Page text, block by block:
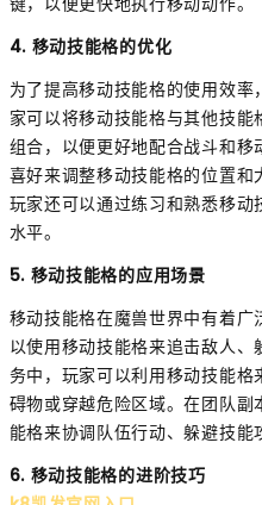
4. 移动技能格的优化
为了提高移动技能格的使用效
家可以将移动技能格与其他技
组合，以便更好地配合战斗和
喜好来调整移动技能格的位置和
玩家还可以通过练习和熟悉移
水平。
5. 移动技能格的应用场景
移动技能格在魔兽世界中有着
以使用移动技能格来追击敌人
务中，玩家可以利用移动技能
碍物或穿越危险区域。在团队
能格来协调队伍行动、躲避技能
6. 移动技能格的进阶技巧